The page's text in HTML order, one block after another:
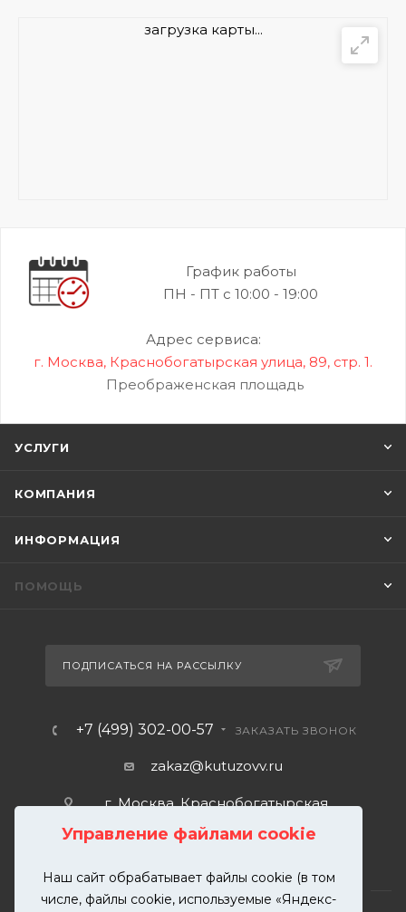
Управление файлами cookie
Наш сайт обрабатывает файлы cookie (в том
числе, файлы cookie, используемые «Яндекс-
загрузка карты...
График работы
ПН - ПТ с 10:00 - 19:00
Адрес сервиса:
г. Москва, Краснобогатырская улица, 89, стр. 1.
Преображенская площадь
УСЛУГИ
КОМПАНИЯ
ИНФОРМАЦИЯ
ПОМОЩЬ
ПОДПИСАТЬСЯ НА РАССЫЛКУ
+7 (499) 302-00-57 ЗАКАЗАТЬ ЗВОНОК
zakaz@kutuzovv.ru
г. Москва, Краснобогатырская